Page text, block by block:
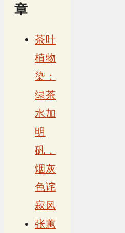
章
茶叶
植物
染：
绿茶
水加
明
矾，
烟灰
色诧
寂风
张蕙